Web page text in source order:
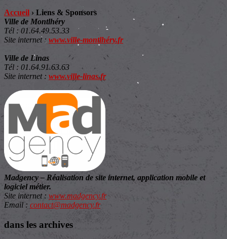
Accueil › Liens & Sponsors
Ville de Montlhéry
Tél : 01.64.49.53.33
Site internet : www.ville-montlhéry.fr
Ville de Linas
Tél : 01.64.91.63.63
Site internet : www.ville-linas.fr
Madgency – Réalisation de site internet, application mobile et
logiciel métier.
Site internet : www.madgency.fr
Email : contact@madgency.fr
dans les archives